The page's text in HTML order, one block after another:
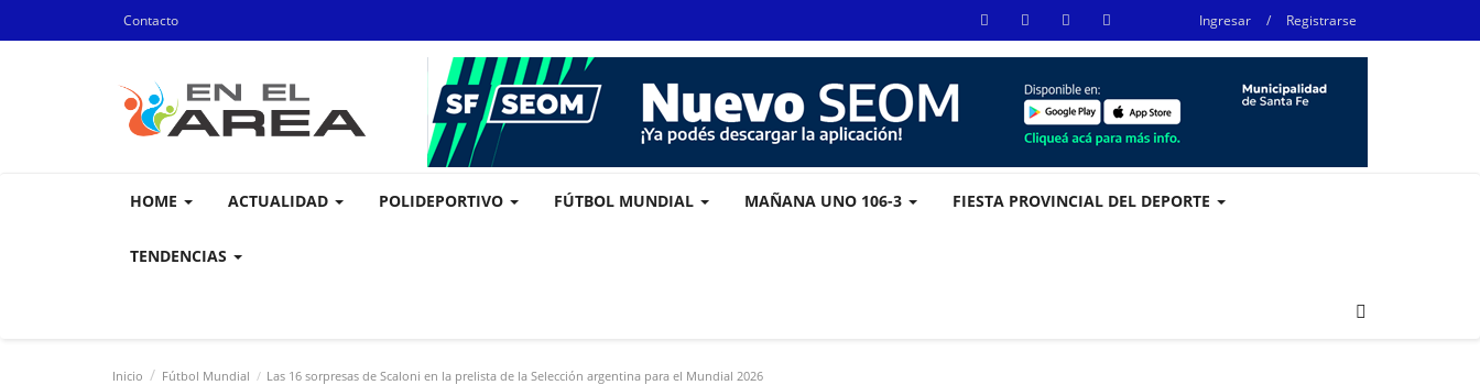
Contacto Ingresar / Registrarse
HOME ACTUALIDAD POLIDEPORTIVO FÚTBOL MUNDIAL MAÑANA UNO 106-3 FIESTA PROVINCIAL DEL DEPORTE
TENDENCIAS
Inicio Fútbol Mundial Las 16 sorpresas de Scaloni en la prelista de la Selección argentina para el Mundial 2026